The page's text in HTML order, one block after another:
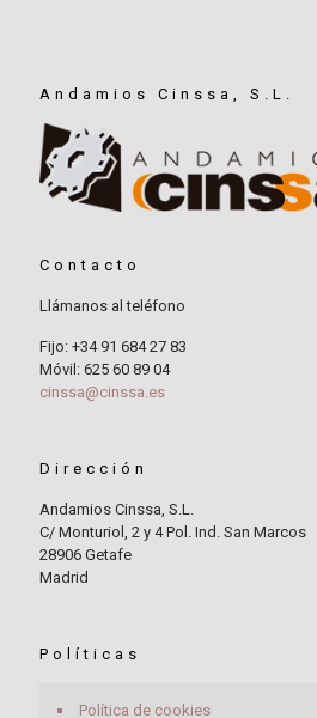
Andamios Cinssa, S.L.
Contacto
Llámanos al teléfono
Fijo: +34 91 684 27 83
Móvil: 625 60 89 04
cinssa@cinssa.es
Dirección
Andamios Cinssa, S.L.
C/ Monturiol, 2 y 4 Pol. Ind. San Marcos
28906 Getafe
Madrid
Políticas
Política de cookies